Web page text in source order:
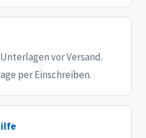
vor Versand.
per Einschreiben.